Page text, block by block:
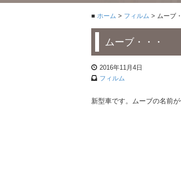
ホーム フィルム ムーブ
ムーブ・・・
2016年11月4日
フィルム
新型車です。ムーブの名前